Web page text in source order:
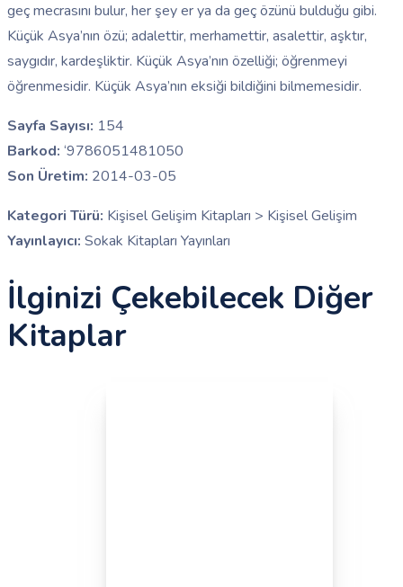
geç mecrasını bulur, her şey er ya da geç özünü bulduğu gibi.
Küçük Asya’nın özü; adalettir, merhamettir, asalettir, aşktır,
saygıdır, kardeşliktir. Küçük Asya’nın özelliği; öğrenmeyi
öğrenmesidir. Küçük Asya’nın eksiği bildiğini bilmemesidir.
Sayfa Sayısı: 154
Barkod: ‘9786051481050
Son Üretim: 2014-03-05
Kategori Türü: Kişisel Gelişim Kitapları > Kişisel Gelişim
Yayınlayıcı: Sokak Kitapları Yayınları
İlginizi Çekebilecek Diğer
Kitaplar